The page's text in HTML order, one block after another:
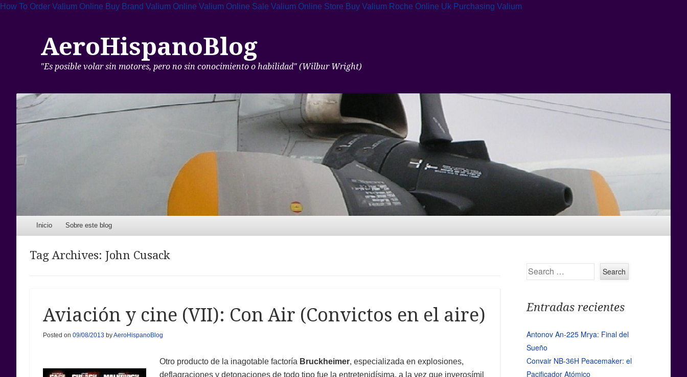
How To Order Valium Online Buy Brand Valium Online Valium Online Sale Valium Online Store Buy Valium Roche Online Uk Purchasing Valium
AeroHispanoBlog
"Es posible volar sin motores, pero no sin conocimiento o habilidad" (Wilbur Wright)
Menu
Skip to content
Inicio Sobre este blog
Tag Archives: John Cusack
Aviación y cine (VII): Con Air (Convictos en el aire)
Posted on 09/08/2013 byAeroHispanoBlog
Otro producto de la inagotable factoría Bruckheimer, especializada en explosiones,
deflagraciones y detonaciones de todo tipo fue la entretenidísima, a la vez que inverosímil
Search
Entradas recientes
Antonov An-225 Mrya: Final del
Sueño
Convair NB-36H Peacemaker: el
Pacificador Atómico